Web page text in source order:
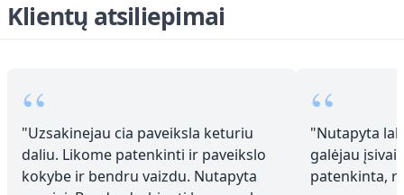
Klientų atsiliepimai
“
"Uzsakinejau cia paveiksla keturiu
daliu. Likome patenkinti ir paveikslo
kokybe ir bendru vaizdu. Nutapyta
“
"Nutapyta
galėjau
patenkinta,